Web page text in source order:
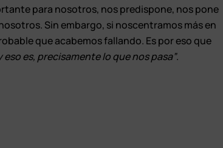
para nosotros, nos predispone, nos pone
Sin embargo, si noscentramos más en
que acabemos fallando. Es por eso que
eso es, precisamente lo que nos pasa”.